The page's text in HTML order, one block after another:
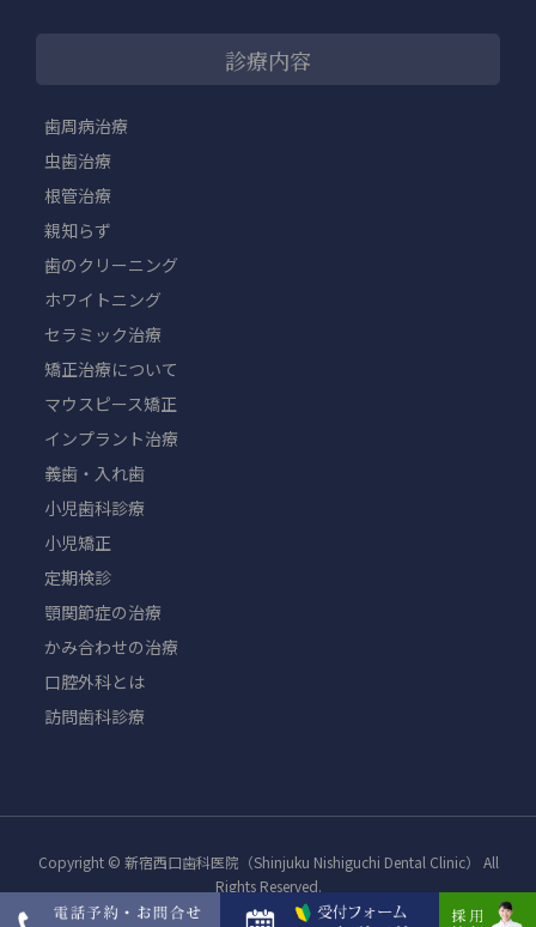
診療内容
歯周病治療
虫歯治療
根管治療
親知らず
歯のクリーニング
ホワイトニング
セラミック治療
矯正治療について
マウスピース矯正
インプラント治療
義歯・入れ歯
小児歯科診療
小児矯正
定期検診
顎関節症の治療
かみ合わせの治療
口腔外科とは
訪問歯科診療
Copyright © 新宿西口歯科医院（Shinjuku Nishiguchi Dental Clinic） All
Rights Reserved.